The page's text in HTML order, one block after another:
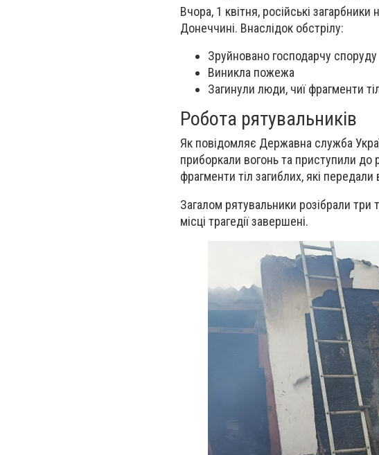
Вчора, 1 квітня, російські
Донеччині. Внаслідок обстрілу:
Зруйновано господарчу споруду
Виникла пожежа
Загинули люди, чиї фрагменти
Робота рятувальників
Як повідомляє Державна служба
приборкали вогонь та приступили до
фрагменти тіл загиблих, які
Загалом рятувальники розібрали
місці трагедії завершені.